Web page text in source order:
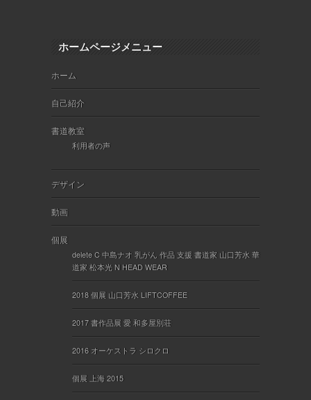
ホームページメニュー
ホーム
自己紹介
書道教室
利用者の声
デザイン
動画
個展
delete C 中島ナオ 乳がん 作品 支援 書道家 山口芳水 華
道家 松本光 N HEAD WEAR
2018 個展 山口芳水 LIFTCOFFEE
2017 書作品展 愛 和多屋別荘
2016 オーケストラ シロクロ
個展 上海 2015